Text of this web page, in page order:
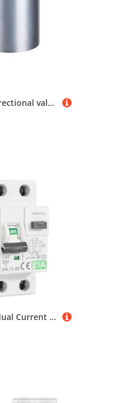
LOM Hydraulic Directional valves Coil Dia 23.2 mm Height 50.5 mm DC 12V 24V RAC110V 220V Solenoid Coil(DIN43650,RAC 110V)(Deutsch,DC12V)
Low Voltage Residual Current Circuit Breaker A Type 30mA 2P(1P+N) Short Current Leakage Protection RCD EKL13(50A)